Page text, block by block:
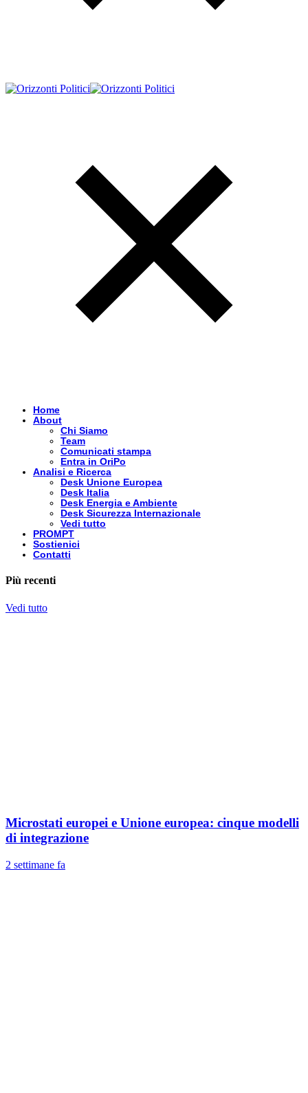
Home
About
Chi Siamo
Team
Comunicati stampa
Entra in OriPo
Analisi e Ricerca
Desk Unione Europea
Desk Italia
Desk Energia e Ambiente
Desk Sicurezza Internazionale
Vedi tutto
PROMPT
Sostienici
Contatti
Più recenti
Vedi tutto
Microstati europei e Unione europea: cinque modelli
di integrazione
2 settimane fa